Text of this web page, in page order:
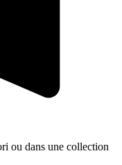
ou dans une collection